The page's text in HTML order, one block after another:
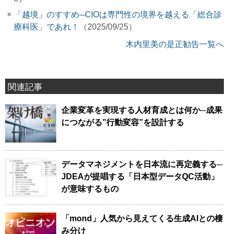
「越境」のすすめ─CIOは専門性の境界を越える「総合診
療科医」であれ！
（2025/09/25）
木内里美の是正勧告一覧へ
関連記事
企業変革を実現する人材育成とは何か─成果
につながる”行動変容”を設計する
データマネジメントを日本流に再定義する─
JDEAが提唱する「日本型データQC活動」
が意味するもの
「mond」人気から見えてくる生成AIとの棲
み分け